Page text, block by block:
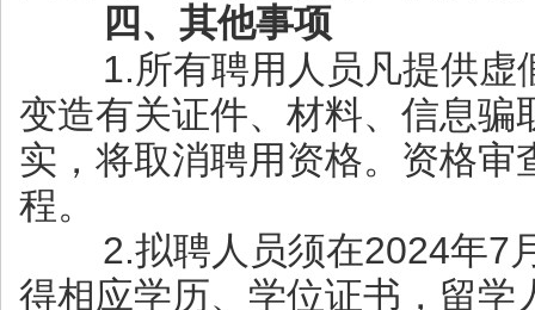
四、其他事项
1.所有聘用人员凡提供虚
变造有关证件、材料、信息骗
实，将取消聘用资格。资格审
程。
2.拟聘人员须在2024年7
得相应学历、学位证书，留学